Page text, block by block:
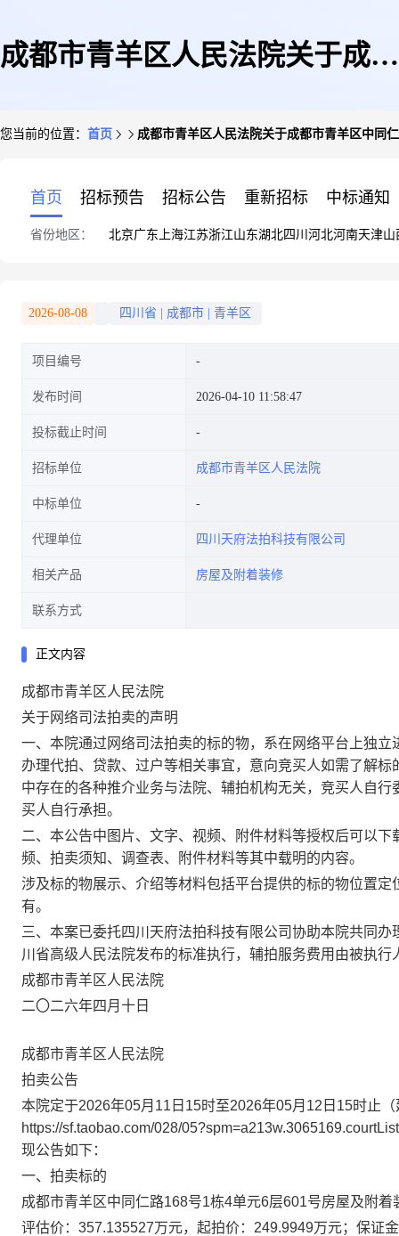
成都市青羊区人民法院关于成都
一次拍卖)的公告
您当前的位置： 首页 成都市青羊区人民法院关于成都市青羊区中同
首页 招标预告 招标公告 重新招标 中标通知
省份地区： 北京广东 上海江苏浙江山东湖北四川 河北河南天津山
2026-08-08 四川省 成都市 青羊区
项目编号
发布时间 2026-04-10 11:58:47
投标截止时间
招标单位 成都市青羊区人民法院
中标单位
代理单位 四川天府法拍科技有限公司
相关产品 房屋及附着装修
联系方式
正文内容
成都市青羊区人民法院
关于网络司法拍卖的声明
一、本院通过网络司法拍卖的标的物，系在网络平台上独立
办理代拍、贷款、过户等相关事宜，意向竞买人如需了解
中存在的各种推介业务与法院、辅拍机构无关，竞买人自
买人自行承担。
二、本公告中图片、文字、视频、附件材料等授权后可以
频、 拍卖须知、调查表、附件材料等其中载明的内容。
涉及标的物展示、介绍等材料包括平台提供的标的物位置
有。
三、本案已委托四川天府法拍科技有限公司协助本院共同办
川省高级人民法院发布的标准执行， 辅拍服务费用由被执行
成都市青羊区人民法院
二〇二六年四 月 十 日
成都市青羊区人民法院
拍卖公告
本院定于2026年05月 11 日 15时至2026年05月 12 日 15时止
https://sf.taobao.com/028/
现公告如下：
一、拍卖标的
成都市青羊区中同仁路168号1栋4单元6层601号房屋及附着
评估价： 357.135527万元，起拍价： 249.9949万元；保证